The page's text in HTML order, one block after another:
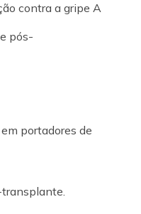
contra a gripe A
pós-
portadores de